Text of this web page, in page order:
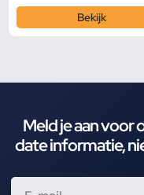
Bekijk
Meld je aan
date informatie,